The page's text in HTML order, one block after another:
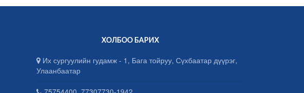
ХОЛБОО БАРИХ
Их сургуулийн гудамж - 1, Бага тойруу, Сүхбаатар дүүрэг,
Улаанбаатар